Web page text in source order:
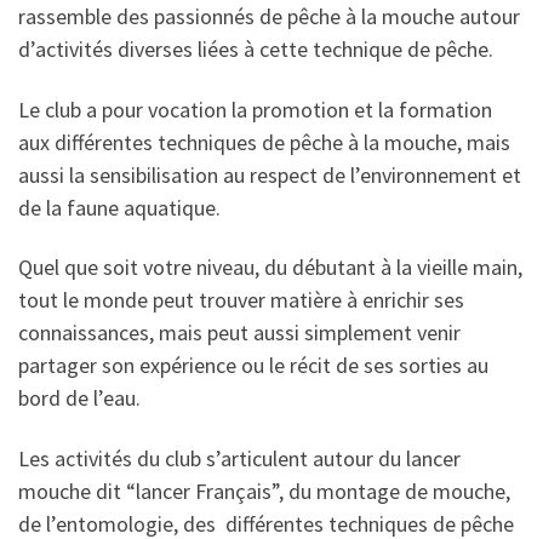
rassemble des passionnés de pêche à la mouche autour
d’activités diverses liées à cette technique de pêche.
Le club a pour vocation la promotion et la formation
aux différentes techniques de pêche à la mouche, mais
aussi la sensibilisation au respect de l’environnement et
de la faune aquatique.
Quel que soit votre niveau, du débutant à la vieille main,
tout le monde peut trouver matière à enrichir ses
connaissances, mais peut aussi simplement venir
partager son expérience ou le récit de ses sorties au
bord de l’eau.
Les activités du club s’articulent autour du lancer
mouche dit “lancer Français”, du montage de mouche,
de l’entomologie, des différentes techniques de pêche